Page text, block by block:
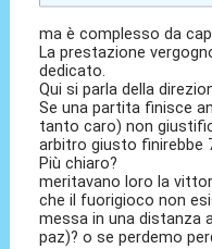
ma è complesso da
La prestazione
dedicato.
Qui si parla della
Se una partita finisce
tanto caro) non
arbitro giusto finirebbe
Più chiaro?
meritavano loro la
che il fuorigioco non
messa in una distanza
paz)? o se perdemo